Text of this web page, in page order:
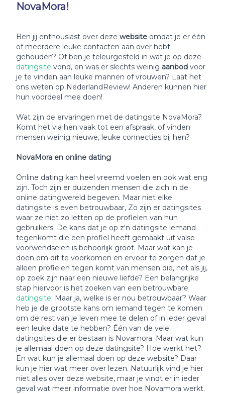
NovaMora!
Ben jij enthousiast over deze website omdat je er één
of meerdere leuke contacten aan over hebt
gehouden? Of ben je teleurgesteld in wat je op deze
datingsite vond, en was er slechts weinig aanbod voor
je te vinden aan leuke mannen of vrouwen? Laat het
ons weten op NederlandReview! Anderen kunnen hier
hun voordeel mee doen!
Wat zijn de ervaringen met de datingsite NovaMora?
Komt het via hen vaak tot een afspraak, of vinden
mensen weinig nieuwe, leuke connecties bij hen?
NovaMora en online dating
Online dating kan heel vreemd voelen en ook wat eng
zijn. Toch zijn er duizenden mensen die zich in de
online datingwereld begeven. Maar niet elke
datingsite is even betrouwbaar, Zo zijn er datingsites
waar ze niet zo letten op de profielen van hun
gebruikers. De kans dat je op z'n datingsite iemand
tegenkomt die een profiel heeft gemaakt uit valse
voorwendselen is behoorlijk groot. Maar wat kan je
doen om dit te voorkomen en ervoor te zorgen dat je
alleen profielen tegen komt van mensen die, net als jij,
op zoek zijn naar een nieuwe liefde? Een belangrijke
stap hiervoor is het zoeken van een betrouwbare
datingsite. Maar ja, welke is er nou betrouwbaar? Waar
heb je de grootste kans om iemand tegen te komen
om de rest van je leven mee te delen of in ieder geval
een leuke date te hebben? Één van de vele
datingsites die er bestaan is Novamora. Maar wat kun
je allemaal doen op deze datingsite? Hoe werkt het?
En wat kun je allemaal doen op deze website? Daar
kun je hier wat meer over lezen. Natuurlijk vind je hier
niet alles over deze website, maar je vindt er in ieder
geval wat meer informatie over hoe Novamora werkt.